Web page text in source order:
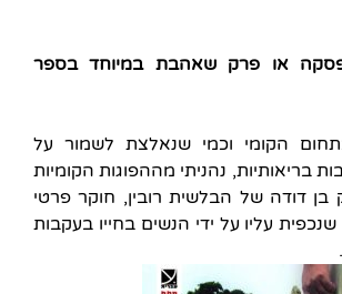
או פרק שאהבת במיוחד בספר
הקומי וכמי שנאלצת לשמור על
בריאותיות, נהניתי מההפוגות הקומיות
דודה של הבלשית רובין, חוקר פרטי
עליו על ידי הנשים בחייו בעקבות